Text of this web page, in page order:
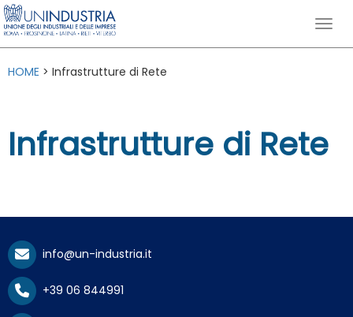
HOME > Infrastrutture di Rete
Infrastrutture di Rete
info@un-industria.it
+39 06 844991